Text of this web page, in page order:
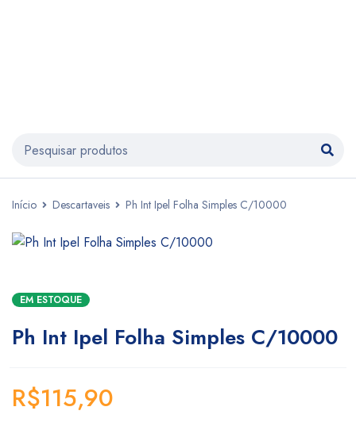
Início Descartaveis Ph Int Ipel Folha Simples C/10000
EM ESTOQUE
Ph Int Ipel Folha Simples C/10000
R$115,90